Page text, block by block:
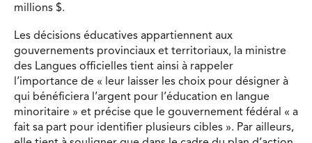
millions $.
Les décisions éducatives appartiennent aux
gouvernements provinciaux et territoriaux, la ministre
des Langues officielles tient ainsi à rappeler
l’importance de « leur laisser les choix pour désigner à
qui bénéficiera l’argent pour l’éducation en langue
minoritaire » et précise que le gouvernement fédéral « a
fait sa part pour identifier plusieurs cibles ». Par ailleurs,